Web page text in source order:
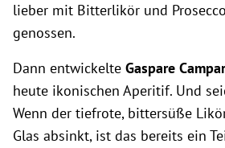
lieber mit Bitterlikör und
genossen.
Dann entwickelte Gaspare
heute ikonischen Aperitif. Und
Wenn der tiefrote, bittersüße
Glas absinkt, ist das bereits ein